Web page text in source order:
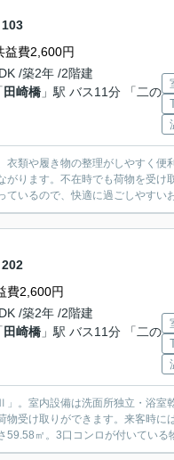
益費2,600円
/築2年 /2階建
田崎橋 」駅 バス11分 「二の
類や履き物の整理がしやすく
ります。不在時でも荷物を受
いるので、快適に過ごしやすい
費2,600円
/築2年 /2階建
田崎橋 」駅 バス11分 「二の
。室内設備は洗面所独立・浴室
受け取りができます。来客時
㎡。3口コンロが付いている